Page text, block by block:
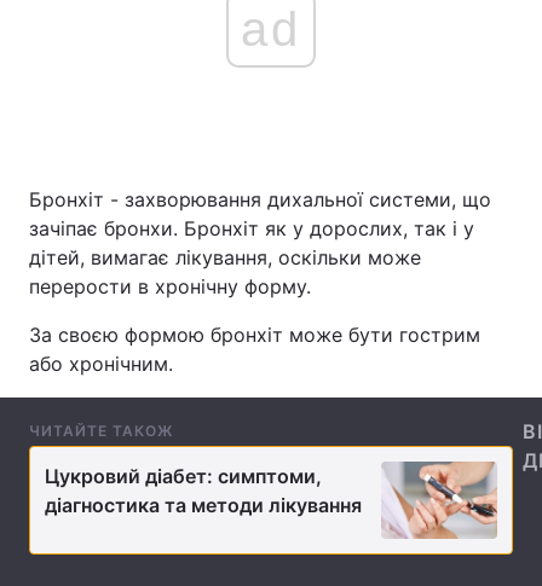
Головна Війна
Україна Політика
Економіка Світ
Спорт Наука
Техно і зв'язок Лайт
Зброя Інциденти
ad
Бронхіт - захворювання дихальної системи, що
зачіпає бронхи. Бронхіт як у дорослих, так і у
дітей, вимагає лікування, оскільки може
перерости в хронічну форму.
За своєю формою бронхіт може бути гострим
або хронічним.
ЧИТАЙТЕ ТАКОЖ
Цукровий діабет: симптоми,
діагностика та методи лікування